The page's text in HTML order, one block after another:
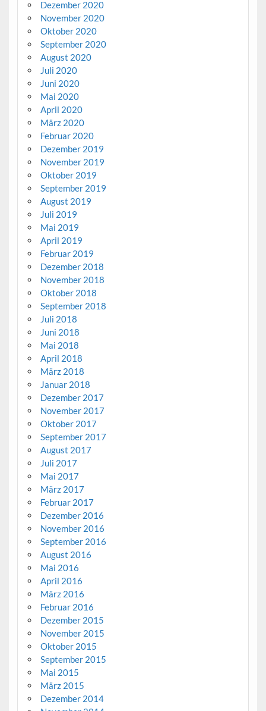
Dezember 2020
November 2020
Oktober 2020
September 2020
August 2020
Juli 2020
Juni 2020
Mai 2020
April 2020
März 2020
Februar 2020
Dezember 2019
November 2019
Oktober 2019
September 2019
August 2019
Juli 2019
Mai 2019
April 2019
Februar 2019
Dezember 2018
November 2018
Oktober 2018
September 2018
Juli 2018
Juni 2018
Mai 2018
April 2018
März 2018
Januar 2018
Dezember 2017
November 2017
Oktober 2017
September 2017
August 2017
Juli 2017
Mai 2017
März 2017
Februar 2017
Dezember 2016
November 2016
September 2016
August 2016
Mai 2016
April 2016
März 2016
Februar 2016
Dezember 2015
November 2015
Oktober 2015
September 2015
Mai 2015
März 2015
Dezember 2014